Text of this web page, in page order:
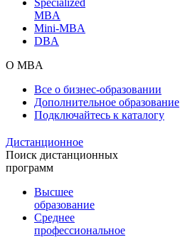
MBA
Mini-MBA
DBA
О MBA
Все о бизнес-образовании
Дополнительное образование
Подключайтесь к каталогу
Дистанционное
Поиск дистанционных
программ
Высшее
образование
Среднее
профессиональное